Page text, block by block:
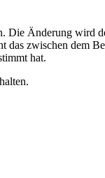
Die Änderung wird
zwischen dem
hat.